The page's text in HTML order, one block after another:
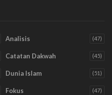
Analisis (47)
Catatan Dakwah (45)
Dunia Islam (51)
Fokus (47)